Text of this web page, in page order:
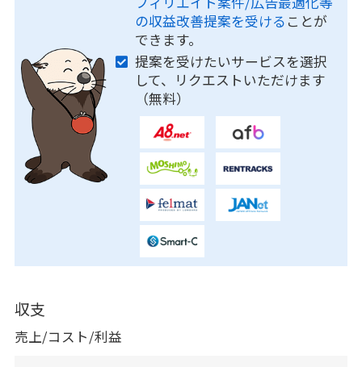
の収益改善提案を受ける ことが
できます。
提案を受けたいサービスを選択
して、リクエストいただけます
（無料）
収支
売上/コスト/利益